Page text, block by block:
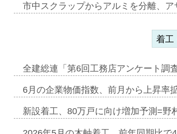
市中スクラップからアルミを分離、
着工
全建総連「第6回工務店アンケート
6月の企業物価指数、前月から上昇
新設着工、80万戸に向け増加予測=